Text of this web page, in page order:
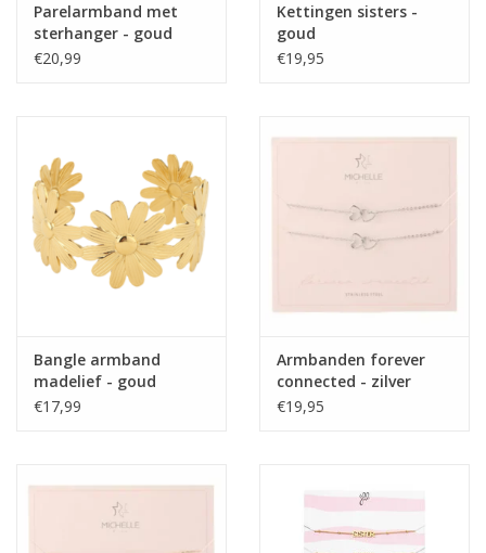
Parelarmband met
sterhanger - goud
€20,99
Kettingen sisters -
goud
€19,95
Bangle armband
madelief - goud
€17,99
Armbanden forever
connected - zilver
€19,95